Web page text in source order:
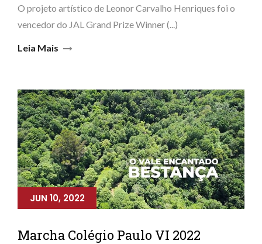
O projeto artístico de Leonor Carvalho Henriques foi o
vencedor do JAL Grand Prize Winner (...)
Leia Mais
JUN 10, 2022
Marcha Colégio Paulo VI 2022